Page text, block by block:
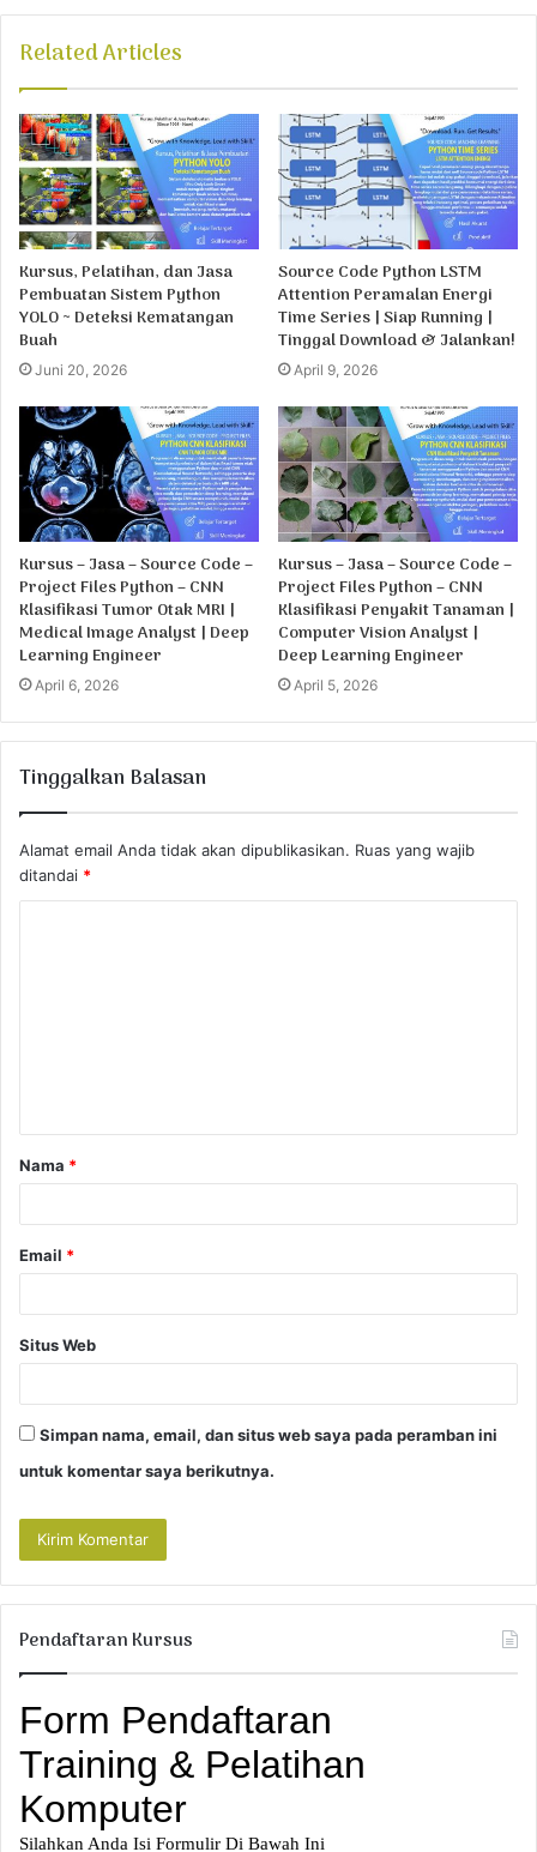
Related Articles
Kursus, Pelatihan, dan Jasa
Pembuatan Sistem Python
YOLO ~ Deteksi Kematangan
Buah
Juni 20, 2026
Source Code Python LSTM
Attention Peramalan Energi
Time Series | Siap Running |
Tinggal Download & Jalankan!
April 9, 2026
Kursus – Jasa – Source Code –
Project Files Python – CNN
Klasifikasi Tumor Otak MRI |
Medical Image Analyst | Deep
Learning Engineer
April 6, 2026
Kursus – Jasa – Source Code –
Project Files Python – CNN
Klasifikasi Penyakit Tanaman |
Computer Vision Analyst |
Deep Learning Engineer
April 5, 2026
Tinggalkan Balasan
Alamat email Anda tidak akan dipublikasikan. Ruas yang wajib
ditandai *
a
r
Nama *
Email *
Situs Web
Simpan nama, email, dan situs web saya pada peramban ini
untuk komentar saya berikutnya.
Pendaftaran Kursus